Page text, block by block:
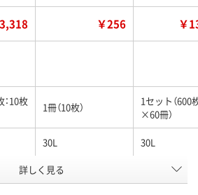
￥256 ￥
：10枚
1冊（10枚）
1セット（600
×60冊）
30L 30L
透明
詳しく見る